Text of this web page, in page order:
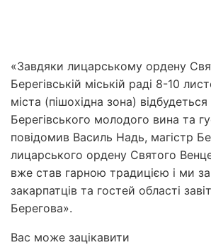
«Завдяки лицарському ордену
Берегівській міській раді 8-10
міста (пішохідна зона)
Берегівського молодого вина та
повідомив Василь Надь, магістр
лицарського ордену Святого
вже став гарною традицією і ми
закарпатців та гостей області
Берегова».
Вас може зацікавити